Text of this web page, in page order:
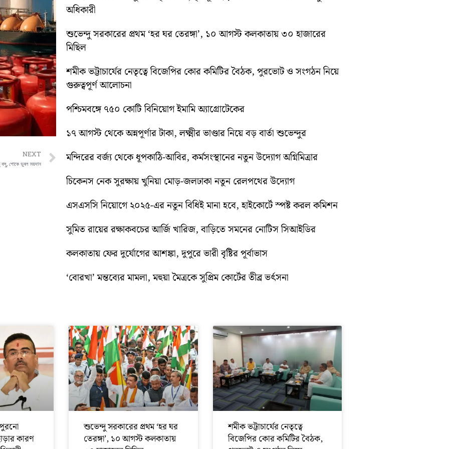
NEXT
বসু, শোকে ডুবল ময়দান Next
অধিকারী
শুভেন্দু সরকারের প্রথম ‘হর ঘর তেরঙ্গা’, ১০ আগস্ট কলকাতায় ৩০ হাজারের
মিছিল
শমীক ভট্টাচার্যের নেতৃত্বে বিজেপির কোর কমিটির বৈঠক, পুরভোট ও সংগঠন নিয়ে
গুরুত্বপূর্ণ আলোচনা
পশ্চিমবঙ্গে ৭৫০ কোটি বিনিয়োগ ইমামি অ্যাগ্রোটেকের
১৭ আগস্ট থেকে অন্নপূর্ণার টাকা, লক্ষ্মীর ভাণ্ডার নিয়ে বড় বার্তা শুভেন্দুর
মন্দিরের বর্জ্য থেকে ধূপকাঠি-আবির, কর্মসংস্থানের নতুন উদ্যোগ অগ্নিমিত্রার
চিকেনস নেক সুরক্ষায় খুনিয়া মোড়-জলঢাকা নতুন রেলপথের উদ্যোগ
এসএসসি নিয়োগে ২০২৫-এর নতুন বিধিই মানা হবে, হাইকোর্টে স্পষ্ট করল কমিশন
সুমিত রায়ের রক্ষাকবচের আর্জি খারিজ, বাড়িতে সমনের নোটিস সিআইডির
কলকাতায় ফের দুর্যোগের আশঙ্কা, দুপুরে ভারী বৃষ্টির পূর্বাভাস
‘বোরখা’ মন্তব্যের মামলা, মহুয়া মৈত্রকে সুপ্রিম কোর্টের তীব্র ভর্ৎসনা
কারণ
শুভেন্দু সরকারের প্রথম ‘হর ঘর
তেরঙ্গা’, ১০ আগস্ট কলকাতায়
শমীক ভট্টাচার্যের নেতৃত্বে
বিজেপির কোর কমিটির বৈঠক,